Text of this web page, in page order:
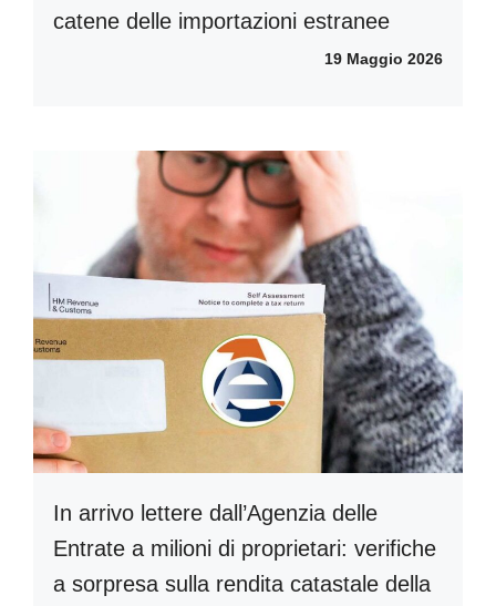
catene delle importazioni estranee
19 Maggio 2026
In arrivo lettere dall’Agenzia delle
Entrate a milioni di proprietari: verifiche
a sorpresa sulla rendita catastale della